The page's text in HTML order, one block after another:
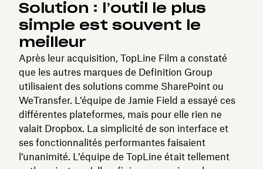
Solution : l’outil le plus
simple est souvent le
meilleur
Après leur acquisition, TopLine Film a constaté
que les autres marques de Definition Group
utilisaient des solutions comme SharePoint ou
WeTransfer. L’équipe de Jamie Field a essayé ces
différentes plateformes, mais pour elle rien ne
valait Dropbox. La simplicité de son interface et
ses fonctionnalités performantes faisaient
l’unanimité. L’équipe de TopLine était tellement